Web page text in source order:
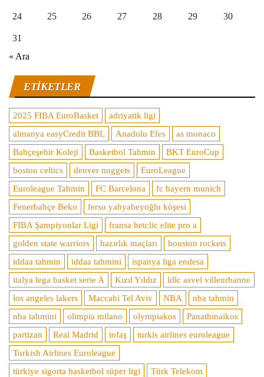
24 25 26 27 28 29 30
31
« Ara
ETIKETLER
2025 FIBA EuroBasket
adriyatik ligi
almanya easyCredit BBL
Anadolu Efes
as monaco
Bahçeşehir Koleji
Basketbol Tahmin
BKT EuroCup
boston celtics
denver nuggets
EuroLeague
Euroleague Tahmin
FC Barcelona
fc bayern munich
Fenerbahçe Beko
fersu yahyabeyoğlu köşesi
FIBA Şampiyonlar Ligi
fransa betclic elite pro a
golden state warriors
hazırlık maçları
houston rockets
iddaa tahmin
iddaa tahmini
ispanya liga endesa
italya lega basket serie A
Kızıl Yıldız
ldlc asvel villeurbanne
los angeles lakers
Maccabi Tel Aviv NBA
nba tahmin
nba tahmini
olimpia milano olympiakos
Panathinaikos
partizan
Real Madrid tofaş
turkis airlines euroleague
Turkish Airlines Euroleague
türkiye sigorta basketbol süper ligi
Türk Telekom